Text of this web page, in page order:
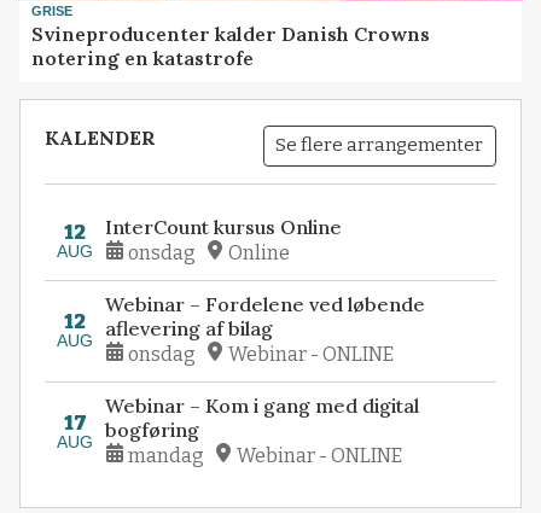
GRISE
Svineproducenter kalder Danish Crowns
notering en katastrofe
KALENDER Se flere arrangementer
12
AUG
InterCount kursus Online
onsdag Online
12
AUG
Webinar – Fordelene ved løbende
aflevering af bilag
onsdag Webinar - ONLINE
17
AUG
Webinar – Kom i gang med digital
bogføring
mandag Webinar - ONLINE